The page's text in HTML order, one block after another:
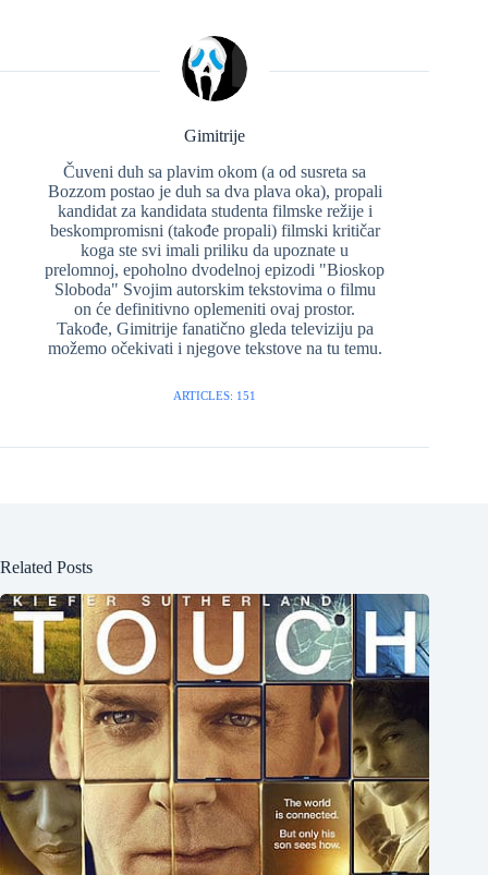
Gimitrije
Čuveni duh sa plavim okom (a od susreta sa
Bozzom postao je duh sa dva plava oka), propali
kandidat za kandidata studenta filmske režije i
beskompromisni (takođe propali) filmski kritičar
koga ste svi imali priliku da upoznate u
prelomnoj, epoholno dvodelnoj epizodi "Bioskop
Sloboda" Svojim autorskim tekstovima o filmu
on će definitivno oplemeniti ovaj prostor.
Takođe, Gimitrije fanatično gleda televiziju pa
možemo očekivati i njegove tekstove na tu temu.
ARTICLES: 151
Related Posts